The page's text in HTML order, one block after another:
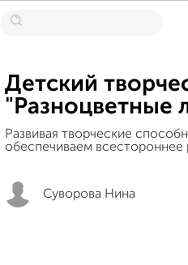
Детский
"Разноцветные
Развивая творческие
обеспечиваем всестороннее
Суворова Нина